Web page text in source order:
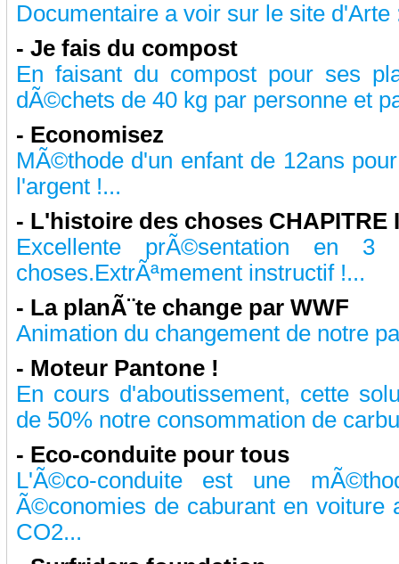
Documentaire a voir sur le site d'Arte
- Je fais du compost
En faisant du compost pour ses
dÃ©chets de 40 kg par personne et
- Economisez
MÃ©thode d'un enfant de 12ans
l'argent !...
- L'histoire des choses CHAPITRE I
Excellente prÃ©sentation en
choses.ExtrÃªmement instructif !...
- La planÃ¨te change par WWF
Animation du changement de notre
- Moteur Pantone !
En cours d'aboutissement, cette
de 50% notre consommation de
- Eco-conduite pour tous
L'Ã©co-conduite est une
Ã©conomies de caburant en
CO2...